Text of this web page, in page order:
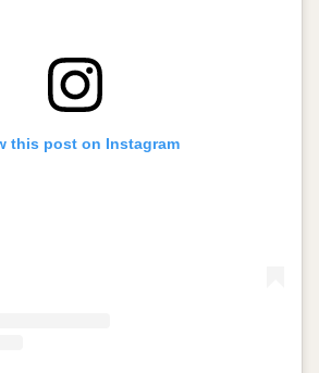
this post on Instagram